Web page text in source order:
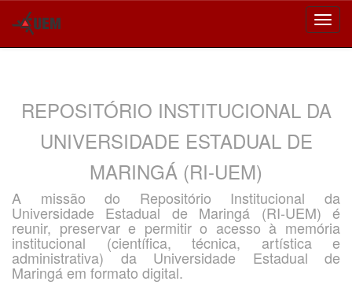
REPOSITÓRIO INSTITUCIONAL DA
UNIVERSIDADE ESTADUAL DE
MARINGÁ (RI-UEM)
A missão do Repositório Institucional da
Universidade Estadual de Maringá (RI-UEM) é
reunir, preservar e permitir o acesso à memória
institucional (científica, técnica, artística e
administrativa) da Universidade Estadual de
Maringá em formato digital.